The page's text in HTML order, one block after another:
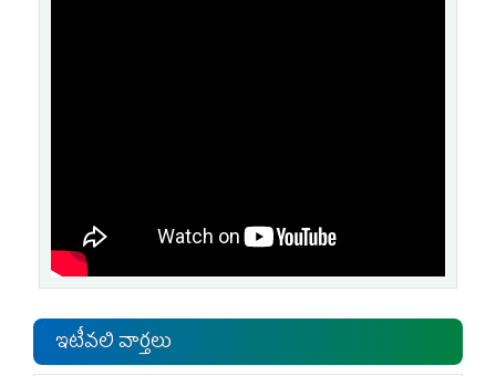
ఇటీవలి వార్తలు